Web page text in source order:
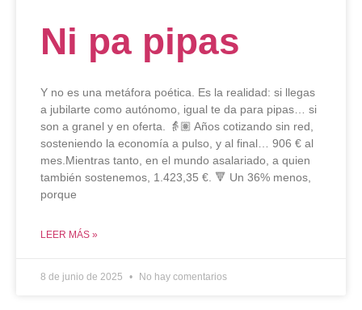
Ni pa pipas
Y no es una metáfora poética. Es la realidad: si llegas
a jubilarte como autónomo, igual te da para pipas… si
son a granel y en oferta. 👵🏽 Años cotizando sin red,
sosteniendo la economía a pulso, y al final… 906 € al
mes.Mientras tanto, en el mundo asalariado, a quien
también sostenemos, 1.423,35 €. 🔻 Un 36% menos,
porque
LEER MÁS »
8 de junio de 2025 No hay comentarios